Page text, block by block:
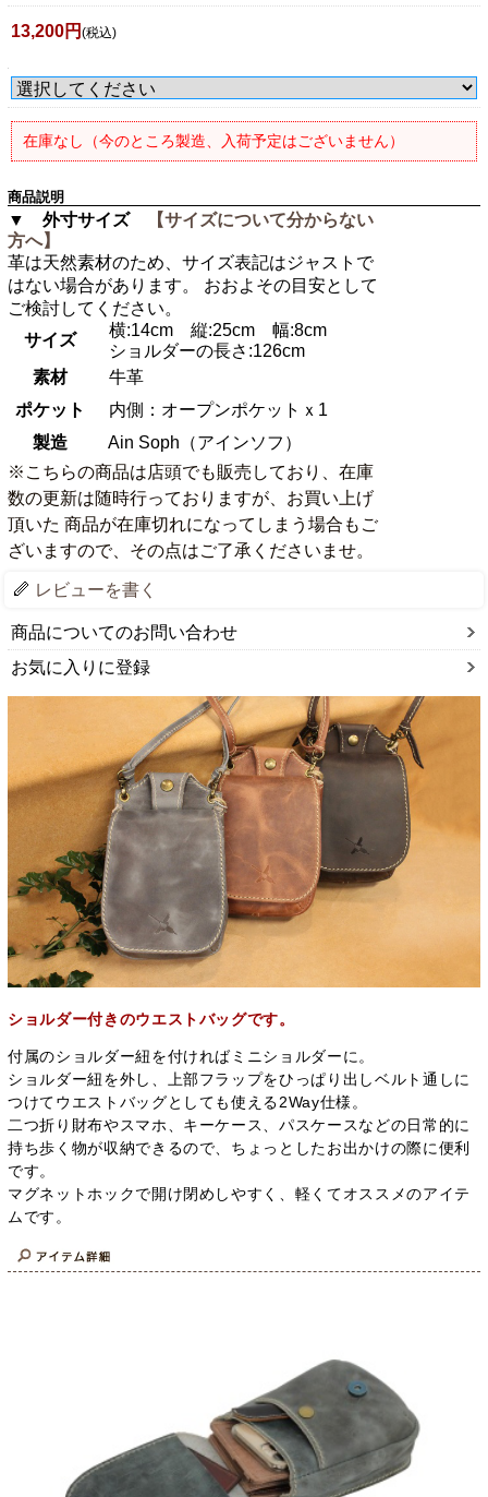
13,200円 (税込)
在庫なし（今のところ製造、入荷予定はございません）
商品説明
▼ 外寸サイズ
【サイズについて分からない
方へ】
革は天然素材のため、サイズ表記はジャストで
はない場合があります。 おおよその目安として
ご検討してください。
サイズ
横:14cm 縦:25cm 幅:8cm
ショルダーの長さ:126cm
素材
牛革
ポケット
内側：オープンポケットｘ1
製造
Ain Soph（アインソフ）
※こちらの商品は店頭でも販売しており、在庫
数の更新は随時行っておりますが、お買い上げ
頂いた 商品が在庫切れになってしまう場合もご
ざいますので、その点はご了承くださいませ。
レビューを書く
商品についてのお問い合わせ
お気に入りに登録
ショルダー付きのウエストバッグです。
付属のショルダー紐を付ければミニショルダーに。
ショルダー紐を外し、上部フラップをひっぱり出しベルト通しに
つけてウエストバッグとしても使える2Way仕様。
二つ折り財布やスマホ、キーケース、パスケースなどの日常的に
持ち歩く物が収納できるので、ちょっとしたお出かけの際に便利
です。
マグネットホックで開け閉めしやすく、軽くてオススメのアイテ
ムです。